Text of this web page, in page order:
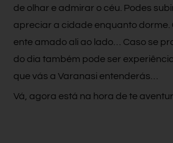
de olhar e admirar o céu. Podes
apreciar a cidade enquanto dorme.
ente amado ali ao lado… Caso se
do dia também pode ser
que vás a Varanasi entenderás…
Vá, agora está na hora de te